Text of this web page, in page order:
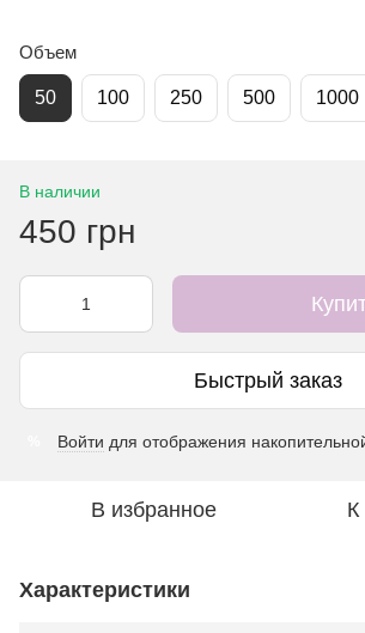
Объем
50 100 250 500 1000
В наличии
450 грн
Быстрый заказ
Войти для отображения
В избранное К
Характеристики